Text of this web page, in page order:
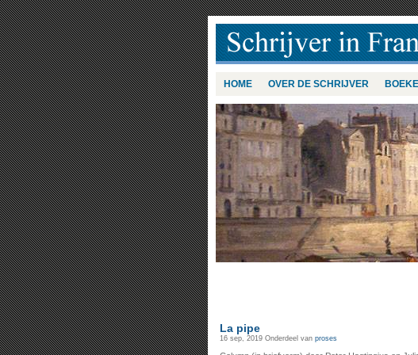
HOME OVER DE SCHRIJVER
La pipe
16 sep, 2019 Onderdeel van proses